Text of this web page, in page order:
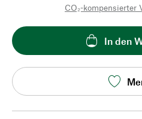
CO₂-kompensierter
In den